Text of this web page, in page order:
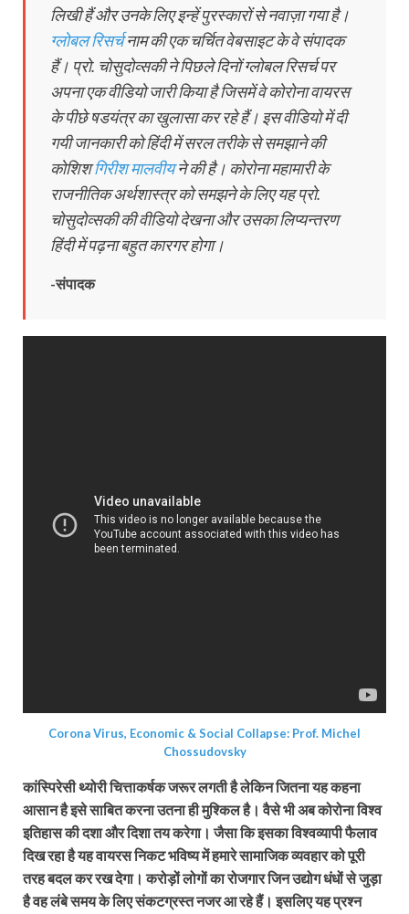
लिखी हैं और उनके लिए इन्हें पुरस्कारों से नवाज़ा गया है।
ग्लोबल रिसर्चनाम की एक चर्चित वेबसाइट के वे संपादक
हैं। प्रो. चोसुदोव्सकी ने पिछले दिनों ग्लोबल रिसर्च पर
अपना एक वीडियो जारी किया है जिसमें वे कोरोना वायरस
के पीछे षडयंत्र का खुलासा कर रहे हैं। इस वीडियो में दी
गयी जानकारी को हिंदी में सरल तरीके से समझाने की
कोशिशगिरीश मालवीयने की है। कोरोना महामारी के
राजनीतिक अर्थशास्त्र को समझने के लिए यह प्रो.
चोसुदोव्सकी की वीडियो देखना और उसका लिप्यन्तरण
हिंदी में पढ़ना बहुत कारगर होगा।
-संपादक
Corona Virus, Economic & Social Collapse: Prof. Michel
Chossudovsky
कांस्पिरेसी थ्योरी चित्ताकर्षक जरूर लगती है लेकिन जितना यह कहना
आसान है इसे साबित करना उतना ही मुश्किल है। वैसे भी अब कोरोना विश्व
इतिहास की दशा और दिशा तय करेगा। जैसा कि इसका विश्वव्यापी फैलाव
दिख रहा है यह वायरस निकट भविष्य में हमारे सामाजिक व्यवहार को पूरी
तरह बदल कर रख देगा। करोड़ों लोगों का रोजगार जिन उद्योग धंधों से जुड़ा
है वह लंबे समय के लिए संकटग्रस्त नजर आ रहे हैं। इसलिए यह प्रश्न